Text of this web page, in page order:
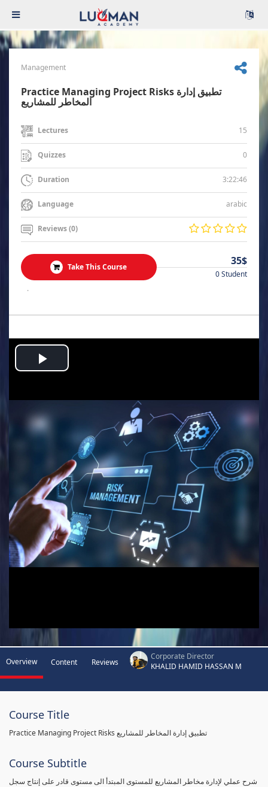
Management
Practice Managing Project Risks تطبيق إدارة
المخاطر للمشاريع
Lectures 15
Quizzes 0
Duration 3:22:46
Language arabic
Reviews (0)
Take This Course 35$
0 Student
.
Play
Video
Overview Content Reviews
Corporate Director
KHALID HAMID HASSAN M
Course Title
Practice Managing Project Risks تطبيق إدارة المخاطر للمشاريع
Course Subtitle
شرح عملي لإدارة مخاطر المشاريع للمستوى المبتدأ الى مستوى قادر على إنتاج سجل